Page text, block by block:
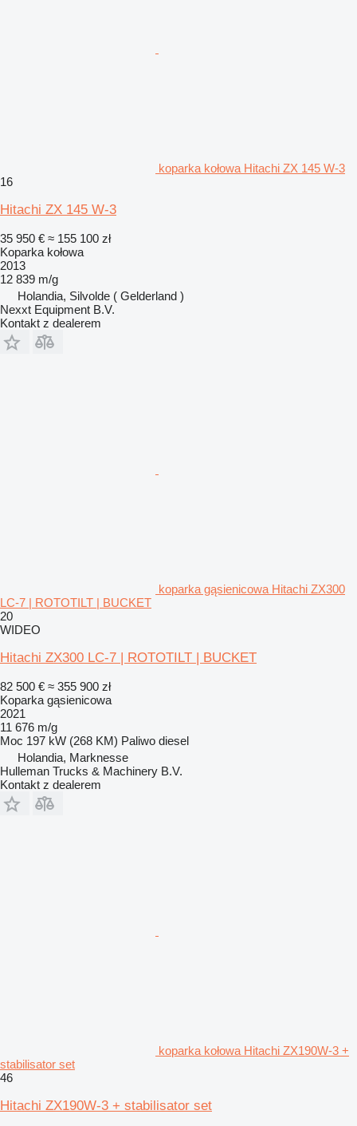
koparka kołowa Hitachi ZX 145 W-3
16
Hitachi ZX 145 W-3
35 950 € ≈ 155 100 zł
Koparka kołowa
2013
12 839 m/g
Holandia, Silvolde ( Gelderland )
Nexxt Equipment B.V.
Kontakt z dealerem
koparka gąsienicowa Hitachi ZX300
LC-7 | ROTOTILT | BUCKET
20
WIDEO
Hitachi ZX300 LC-7 | ROTOTILT | BUCKET
82 500 € ≈ 355 900 zł
Koparka gąsienicowa
2021
11 676 m/g
Moc 197 kW (268 KM) Paliwo diesel
Holandia, Marknesse
Hulleman Trucks & Machinery B.V.
Kontakt z dealerem
koparka kołowa Hitachi ZX190W-3 +
stabilisator set
46
Hitachi ZX190W-3 + stabilisator set